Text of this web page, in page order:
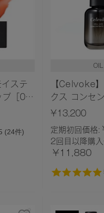
ステ
プ［05
OIL
【Celvoke
クス コンセ
オイル
¥13,200
定期初回価格:
2回目以降購
¥11,880